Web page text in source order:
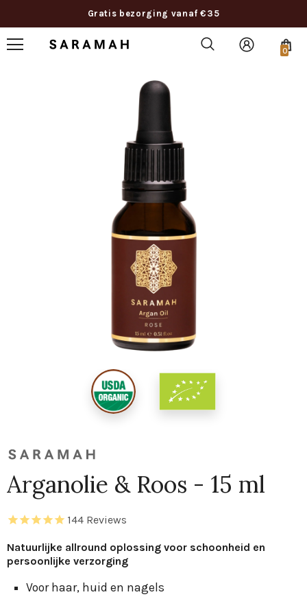
Gratis bezorging vanaf €35
0
Arganolie & Roos - 15 ml
144 Reviews
Natuurlijke allround oplossing voor schoonheid en
persoonlijke verzorging
Voor haar, huid en nagels